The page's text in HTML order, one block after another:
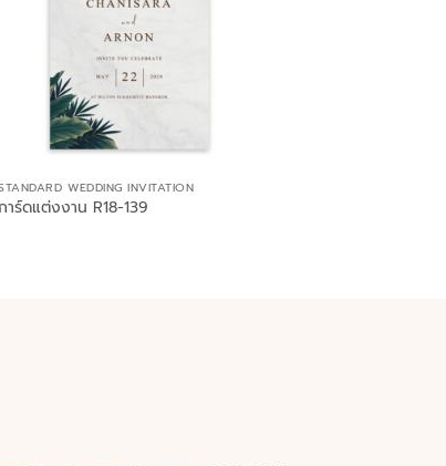
WEDDING INVITATION
การ์ดแต่งงาน R18-139